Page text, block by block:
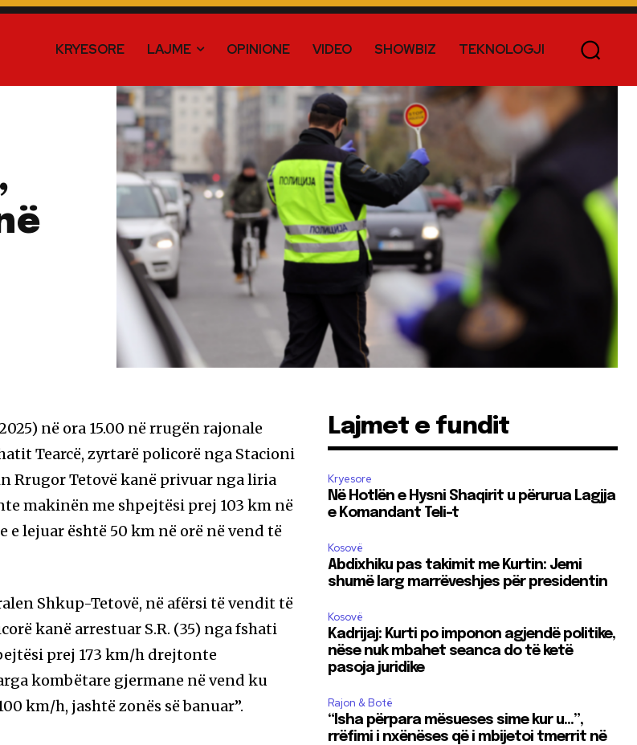
KRYESORE LAJME OPINIONE VIDEO SHOWBIZ TEKNOLOGJI
në ora 15.00 në rrugën rajonale
Tearcë, zyrtarë policorë nga Stacioni
Rrugor Tetovë kanë privuar nga liria
makinën me shpejtësi prej 103 km në
lejuar është 50 km në orë në vend të
Shkup-Tetovë, në afërsi të vendit të
kanë arrestuar S.R. (35) nga fshati
prej 173 km/h drejtonte
kombëtare gjermane në vend ku
km/h, jashtë zonës së banuar”.
Lajmet e fundit
Kryesore
Në Hotlën e Hysni Shaqirit u përurua Lagjja
e Komandant Teli-t
Kosovë
Abdixhiku pas takimit me Kurtin: Jemi
shumë larg marrëveshjes për presidentin
Kosovë
Kadrijaj: Kurti po imponon agjendë politike,
nëse nuk mbahet seanca do të ketë
pasoja juridike
Rajon & Botë
“Isha përpara mësueses sime kur u…”,
rrëfimi i nxënëses që i mbijetoi tmerrit në